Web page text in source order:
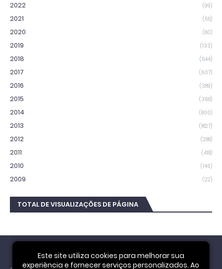
2022 (99)
2021 (55)
2020 (80)
2019 (133)
2018 (544)
2017 (607)
2016 (389)
2015 (368)
2014 (800)
2013 (1827)
2012 (288)
2011 (418)
2010 (146)
2009 (22)
TOTAL DE VISUALIZAÇÕES DE PÁGINA
Este site utiliza cookies para melhorar sua
experiência e fornecer serviços personalizados. Ao